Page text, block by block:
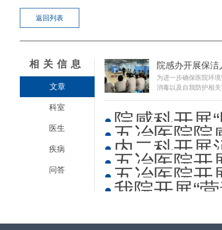
返回列表
相关信息
文章
科室
医生
疾病
问答
院感办开展保
为进一步确保医院环
消毒以及自我防护相
院感科开展
五冶医院院
内二科开展
五冶医院开
五冶医院开
我院开展“